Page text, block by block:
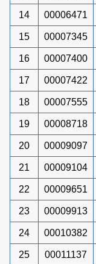
14 00006471
15 00007345
16 00007400
17 00007422
18 00007555
19 00008718
20 00009097
21 00009104
22 00009651
23 00009913
24 00010382
25 00011137